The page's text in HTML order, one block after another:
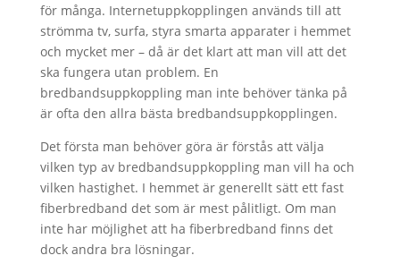
för många. Internetuppkopplingen används till att
strömma tv, surfa, styra smarta apparater i hemmet
och mycket mer – då är det klart att man vill att det
ska fungera utan problem. En
bredbandsuppkoppling man inte behöver tänka på
är ofta den allra bästa bredbandsuppkopplingen.
Det första man behöver göra är förstås att välja
vilken typ av bredbandsuppkoppling man vill ha och
vilken hastighet. I hemmet är generellt sätt ett fast
fiberbredband det som är mest pålitligt. Om man
inte har möjlighet att ha fiberbredband finns det
dock andra bra lösningar.